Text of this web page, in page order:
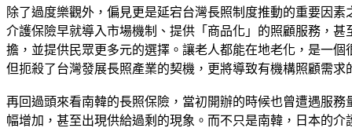
除了過度樂觀外，偏見更是延宕台灣長照制度推動的重要因
介護保險早就導入市場機制、提供「商品化」的照顧服務，
擔，並提供民眾更多元的選擇。讓老人都能在地老化，是一
但扼殺了台灣發展長照產業的契機，更將導致有機構照顧需
再回過頭來看南韓的長照保險，當初開辦的時候也曾遭遇服
幅增加，甚至出現供給過剩的現象。而不只是南韓，日本的